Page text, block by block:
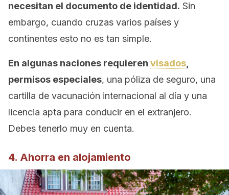
necesitan el documento de identidad. Sin
embargo, cuando cruzas varios países y
continentes esto no es tan simple.
En algunas naciones requieren visados
permisos especiales, una póliza de seguro, una
cartilla de vacunación internacional al día y una
licencia apta para conducir en el extranjero.
Debes tenerlo muy en cuenta.
4. Ahorra en alojamiento